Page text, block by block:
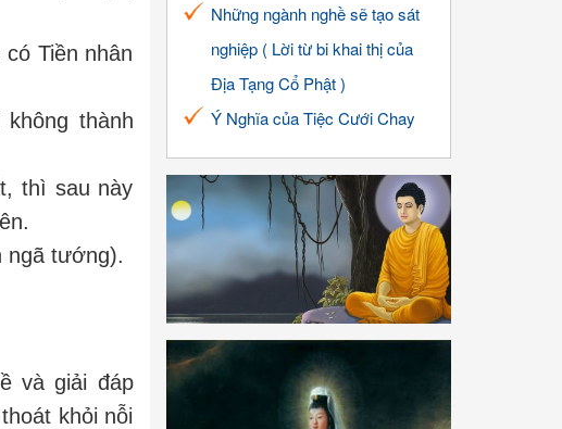
Tiền nhân
thành
thì sau này
ngã tướng).
và giải đáp
khỏi nỗi
Những ngành nghề sẽ tạo sát
nghiệp ( Lời từ bi khai thị của
Địa Tạng Cổ Phật )
Ý Nghĩa của Tiệc Cưới Chay